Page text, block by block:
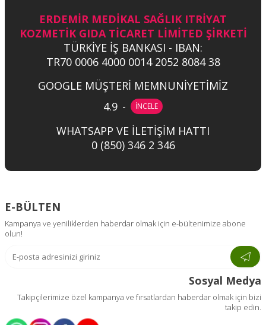
ERDEMİR MEDİKAL SAĞLIK ITRİYAT
KOZMETİK GIDA TİCARET LİMİTED ŞİRKETİ
TÜRKİYE İŞ BANKASI - IBAN:
TR70 0006 4000 0014 2052 8084 38
GOOGLE MÜŞTERİ MEMNUNİYETİMİZ
4.9 - İNCELE
WHATSAPP VE İLETİŞİM HATTI
0 (850) 346 2 346
E-BÜLTEN
Kampanya ve yeniliklerden haberdar olmak için e-bültenimize abone
olun!
Sosyal Medya
Takipçilerimize özel kampanya ve fırsatlardan haberdar olmak için bizi
takip edin.